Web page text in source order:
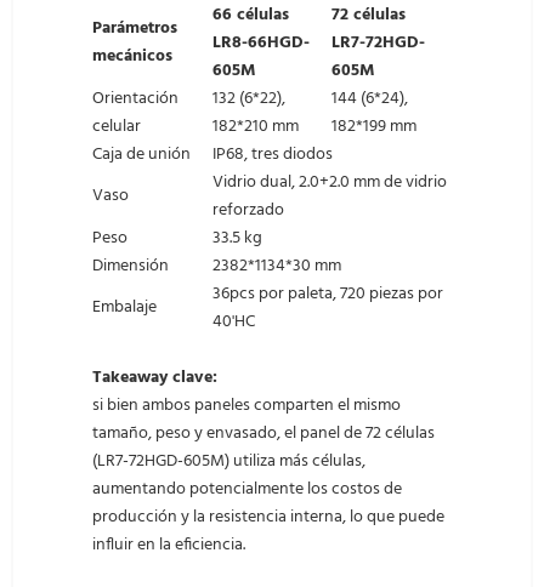
Parámetros
mecánicos
66 células
LR8-66HGD-
605M
72 células
LR7-72HGD-
605M
Orientación
celular
132 (6*22),
182*210 mm
144 (6*24),
182*199 mm
Caja de unión
IP68, tres diodos
Vaso
Vidrio dual, 2.0+2.0 mm de vidrio
reforzado
Peso
33.5 kg
Dimensión
2382*1134*30 mm
Embalaje
36pcs por paleta, 720 piezas por
40'HC
Takeaway clave:
si bien ambos paneles comparten el mismo
tamaño, peso y envasado, el panel de 72 células
(LR7-72HGD-605M) utiliza más células,
aumentando potencialmente los costos de
producción y la resistencia interna, lo que puede
influir en la eficiencia.